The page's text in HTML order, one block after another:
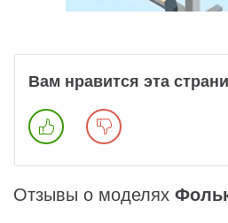
Вам нравится эта
Отзывы о моделях